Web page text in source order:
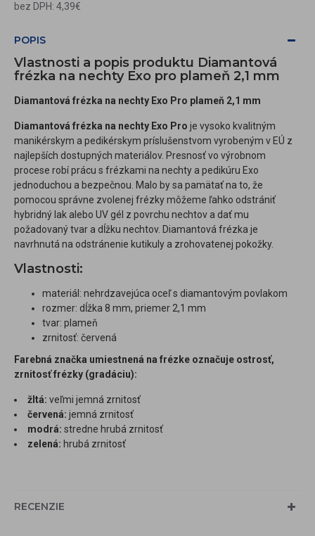
bez DPH: 4,39€
POPIS
Vlastnosti a popis produktu Diamantová
frézka na nechty Exo pro plameň 2,1 mm
Diamantová frézka na nechty Exo Pro plameň 2,1 mm
Diamantová frézka na nechty Exo Pro je vysoko kvalitným
manikérskym a pedikérskym príslušenstvom vyrobeným v EÚ z
najlepších dostupných materiálov. Presnosť vo výrobnom
procese robí prácu s frézkami na nechty a pedikúru Exo
jednoduchou a bezpečnou. Malo by sa pamätať na to, že
pomocou správne zvolenej frézky môžeme ľahko odstrániť
hybridný lak alebo UV gél z povrchu nechtov a dať mu
požadovaný tvar a dĺžku nechtov. Diamantová frézka je
navrhnutá na odstránenie kutikuly a zrohovatenej pokožky.
Vlastnosti:
materiál: nehrdzavejúca oceľ s diamantovým povlakom
rozmer: dĺžka 8 mm, priemer 2,1 mm
tvar: plameň
zrnitosť: červená
Farebná značka umiestnená na frézke označuje ostrosť,
zrnitosť frézky (gradáciu):
žltá: veľmi jemná zrnitosť
červená: jemná zrnitosť
modrá: stredne hrubá zrnitosť
zelená: hrubá zrnitosť
RECENZIE